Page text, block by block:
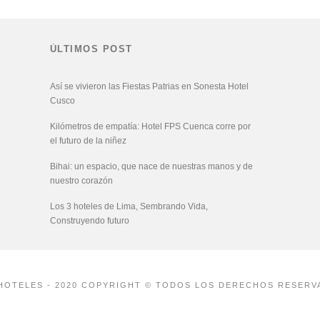
ÚLTIMOS POST
Así se vivieron las Fiestas Patrias en Sonesta Hotel
Cusco
Kilómetros de empatía: Hotel FPS Cuenca corre por
el futuro de la niñez
Bihai: un espacio, que nace de nuestras manos y de
nuestro corazón
Los 3 hoteles de Lima, Sembrando Vida,
Construyendo futuro
- 2020 COPYRIGHT © TODOS LOS DERECHOS